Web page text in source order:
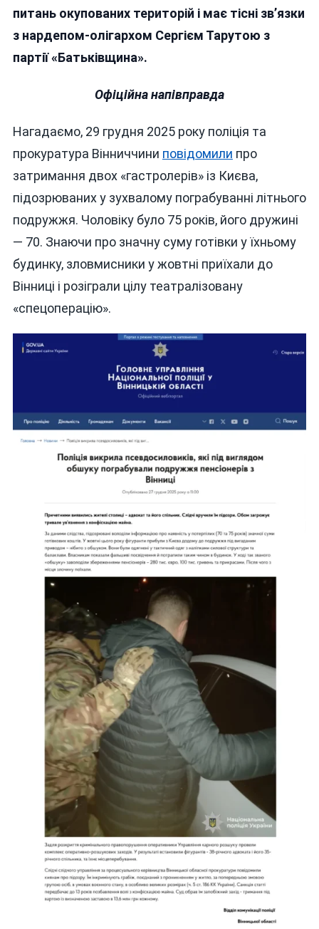
питань окупованих територій і має тісні зв’язки
з нардепом-олігархом Сергієм Тарутою з
партії «Батьківщина».
Офіційна напівправда
Нагадаємо, 29 грудня 2025 року поліція та
прокуратура Вінниччини повідомили про
затримання двох «гастролерів» із Києва,
підозрюваних у зухвалому пограбуванні літнього
подружжя. Чоловіку було 75 років, його дружині
— 70. Знаючи про значну суму готівки у їхньому
будинку, зловмисники у жовтні приїхали до
Вінниці і розіграли цілу театралізовану
«спецоперацію».